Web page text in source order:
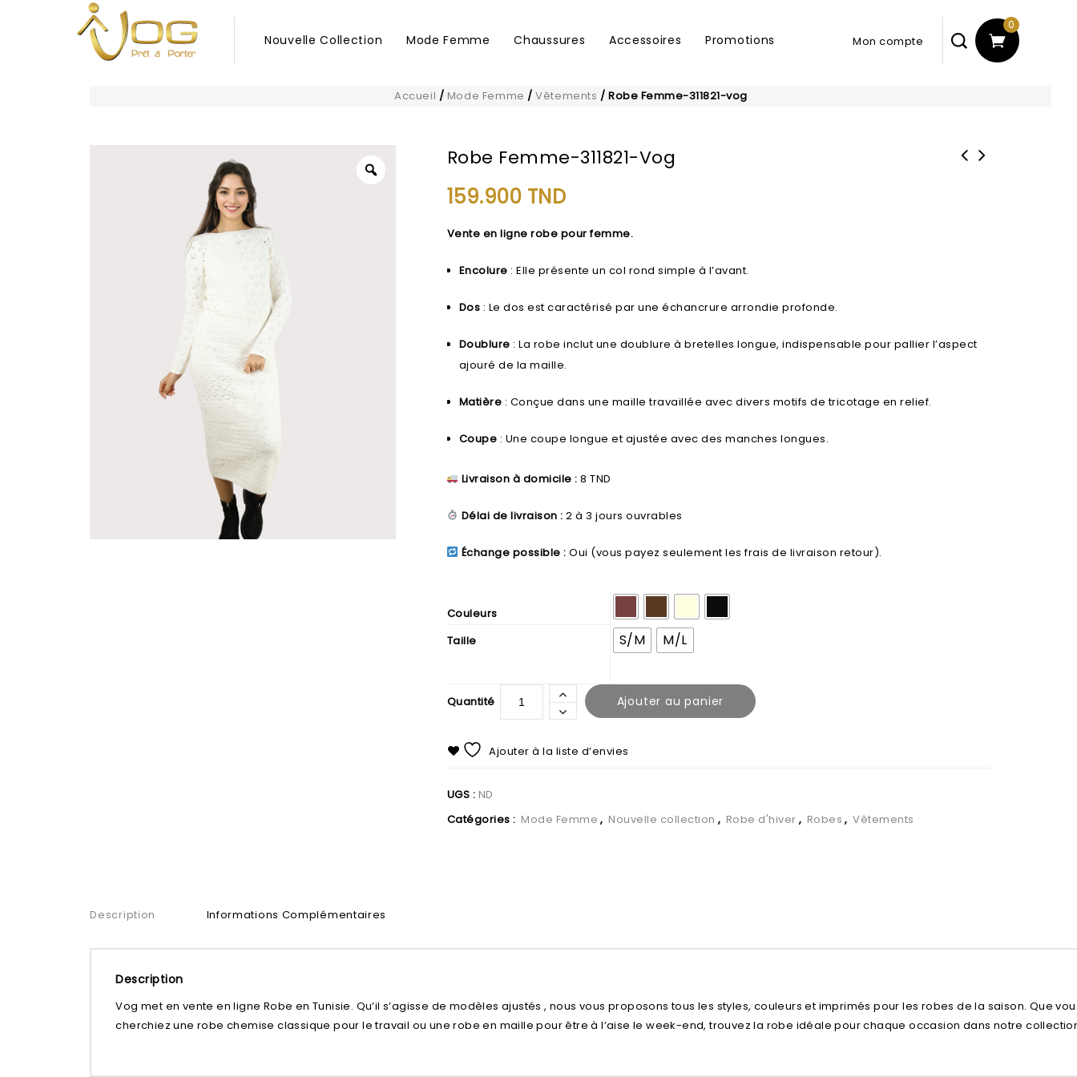
Nouvelle Collection Mode Femme Chaussures Accessoires Promotions
0
Accueil / Mode Femme /Vêtements /Robe Femme-311821-vog
Robe Femme-311821-Vog
159.900 TND
Vente en ligne robe pour femme.
Encolure : Elle présente un col rond simple à l’avant.
Dos : Le dos est caractérisé par une échancrure arrondie profonde.
Doublure : La robe inclut une doublure à bretelles longue, indispensable pour pallier l’aspect
ajouré de la maille.
Matière : Conçue dans une maille travaillée avec divers motifs de tricotage en relief.
Coupe : Une coupe longue et ajustée avec des manches longues.
Livraison à domicile : 8 TND
Délai de livraison : 2 à 3 jours ouvrables
Échange possible : Oui (vous payez seulement les frais de livraison retour).
Couleurs
Taille
S/M M/L
Ajouter au panier
Ajouter à la liste d’envies
UGS : ND
Catégories : Mode Femme , Nouvelle collection , Robe d'hiver , Robes , Vêtements
Description Informations Complémentaires
Description
Vog met en vente en ligne Robe en Tunisie. Qu’il s’agisse de modèles ajustés , nous vous proposons tous les styles, couleurs et imprimés pour les robes de la saison. Que
cherchiez une robe chemise classique pour le travail ou une robe en maille pour être à l’aise le week-end, trouvez la robe idéale pour chaque occasion dans notre